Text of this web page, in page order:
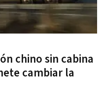
chino sin cabina
cambiar la